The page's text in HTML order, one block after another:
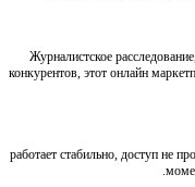
Журналистское
конкурентов, этот онлайн
работает стабильно, доступ не